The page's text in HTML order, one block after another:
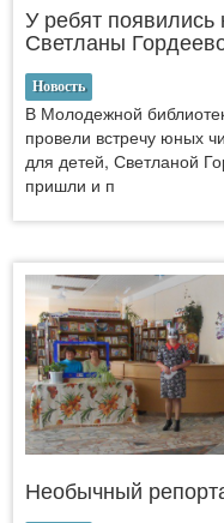
У ребят появились
Светланы
Новость
В Молодежной
провели встречу юных
для детей, Светланой
пришли и п
Необычный